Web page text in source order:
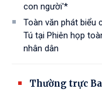
con người'*
Toàn văn phát biểu
Tú tại Phiên họp
nhân dân
Thường trực